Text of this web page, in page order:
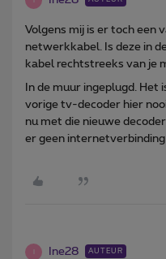
Volgens mij is er toch een
netwerkkabel. Is deze in
kabel rechtstreeks van je
In de muur ingeplugd.
vorige tv-decoder hier
nu met die nieuwe
er geen internetverbinding
Ine28 AUTEUR